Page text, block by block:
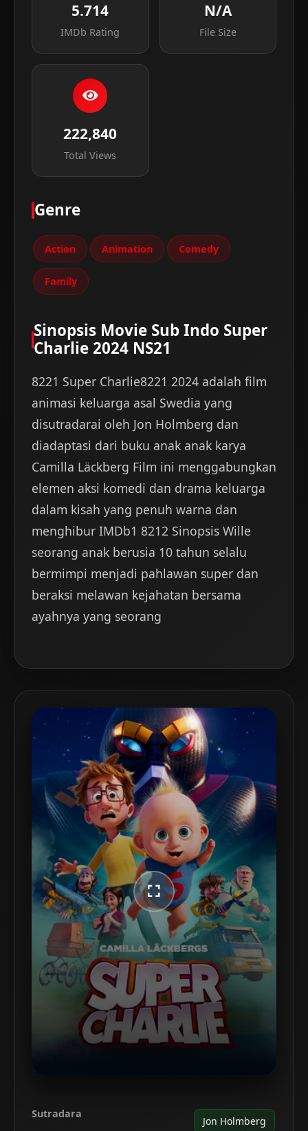
5.714
IMDb Rating
N/A
File Size
222,840
Total Views
Genre
Action Animation Comedy
Family
Sinopsis Movie Sub Indo Super
Charlie 2024 NS21
8221 Super Charlie8221 2024 adalah film
animasi keluarga asal Swedia yang
disutradarai oleh Jon Holmberg dan
diadaptasi dari buku anak anak karya
Camilla Läckberg Film ini menggabungkan
elemen aksi komedi dan drama keluarga
dalam kisah yang penuh warna dan
menghibur IMDb1 8212 Sinopsis Wille
seorang anak berusia 10 tahun selalu
bermimpi menjadi pahlawan super dan
beraksi melawan kejahatan bersama
ayahnya yang seorang
Sutradara
Jon Holmberg